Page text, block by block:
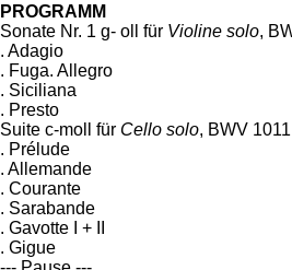
PROGRAMM
Sonate Nr. 1 g- oll für Violine solo,
. Adagio
. Fuga. Allegro
. Siciliana
. Presto
Suite c-moll für Cello solo, BWV 1011
. Prélude
. Allemande
. Courante
. Sarabande
. Gavotte I + II
. Gigue